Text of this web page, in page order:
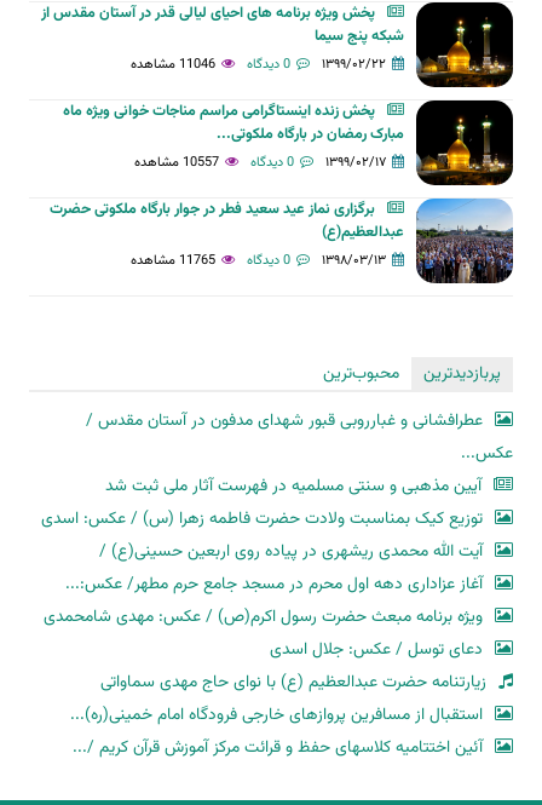
پخش ويژه برنامه های احيای ليالی قدر در آستان مقدس از
شبکه پنج سیما
۱۳۹۹/۰۲/۲۲ 0 دیدگاه 11046 مشاهده
پخش زنده اینستاگرامی مراسم مناجات خوانی ویژه ماه
مبارک رمضان در بارگاه ملکوتی...
۱۳۹۹/۰۲/۱۷ 0 دیدگاه 10557 مشاهده
برگزاری نماز عيد سعيد فطر در جوار بارگاه ملكوتی حضرت
عبدالعظيم(ع)
۱۳۹۸/۰۳/۱۳ 0 دیدگاه 11765 مشاهده
پربازدیدترین
محبوب‌ترین
عطرافشانی و غبارروبی قبور شهدای مدفون در آستان مقدس /
عکس...
آیین مذهبی و سنتی مسلمیه در فهرست آثار ملی ثبت شد
توزیع کیک بمناسبت ولادت حضرت فاطمه زهرا (س) / عکس: اسدی
آیت الله محمدی ریشهری در پیاده روی اربعین حسینی(ع) /
آغاز عزاداری دهه اول محرم در مسجد جامع حرم مطهر/ عکس:...
ویژه برنامه مبعث حضرت رسول اکرم(ص) / عکس: مهدی شامحمدی
دعای توسل / عکس: جلال اسدی
زیارتنامه حضرت عبدالعظیم (ع) با نوای حاج مهدی سماواتی
استقبال از مسافرین پروازهای خارجی فرودگاه امام خمینی(ره)...
آئین اختتامیه کلاسهای حفظ و قرائت مرکز آموزش قرآن کریم /...